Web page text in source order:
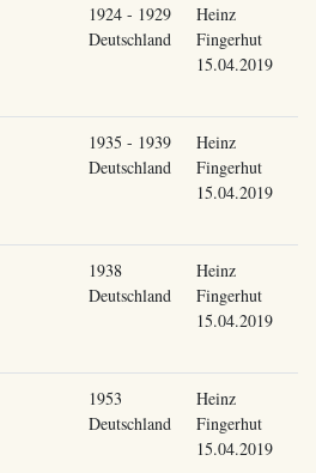
1924 - 1929
Deutschland
Heinz
Fingerhut
15.04.2019
1935 - 1939
Deutschland
Heinz
Fingerhut
15.04.2019
1938
Deutschland
Heinz
Fingerhut
15.04.2019
1953
Deutschland
Heinz
Fingerhut
15.04.2019